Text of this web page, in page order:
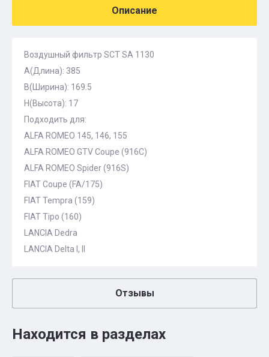
Описание
Воздушный фильтр SCT SA 1130
A(Длина): 385
B(Ширина): 169.5
H(Высота): 17
Подходить для:
ALFA ROMEO 145, 146, 155
ALFA ROMEO GTV Coupe (916C)
ALFA ROMEO Spider (916S)
FIAT Coupe (FA/175)
FIAT Tempra (159)
FIAT Tipo (160)
LANCIA Dedra
LANCIA Delta I, II
Отзывы
Находится в разделах